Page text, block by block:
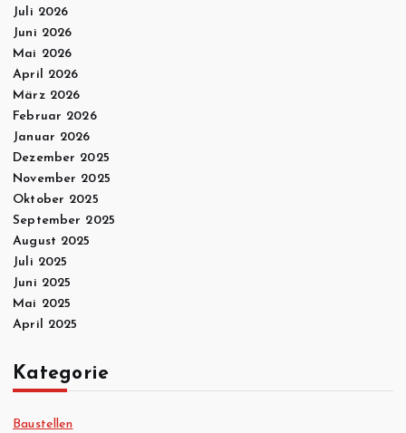
Juli 2026
Juni 2026
Mai 2026
April 2026
März 2026
Februar 2026
Januar 2026
Dezember 2025
November 2025
Oktober 2025
September 2025
August 2025
Juli 2025
Juni 2025
Mai 2025
April 2025
Kategorie
Baustellen